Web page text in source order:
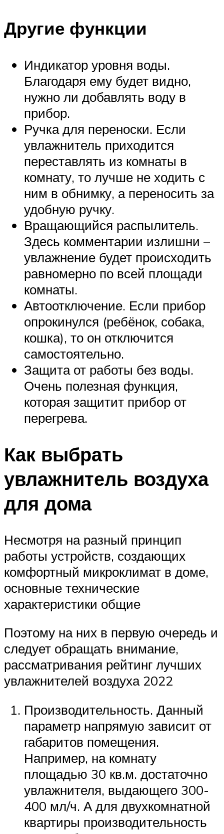
Другие функции
Индикатор уровня воды.
Благодаря ему будет видно,
нужно ли добавлять воду в
прибор.
Ручка для переноски. Если
увлажнитель приходится
переставлять из комнаты в
комнату, то лучше не ходить с
ним в обнимку, а переносить за
удобную ручку.
Вращающийся распылитель.
Здесь комментарии излишни –
увлажнение будет происходить
равномерно по всей площади
комнаты.
Автоотключение. Если прибор
опрокинулся (ребёнок, собака,
кошка), то он отключится
самостоятельно.
Защита от работы без воды.
Очень полезная функция,
которая защитит прибор от
перегрева.
Как выбрать
увлажнитель воздуха
для дома
Несмотря на разный принцип
работы устройств, создающих
комфортный микроклимат в доме,
основные технические
характеристики общие
Поэтому на них в первую очередь и
следует обращать внимание,
рассматривания рейтинг лучших
увлажнителей воздуха 2022
Производительность. Данный
параметр напрямую зависит от
габаритов помещения.
Например, на комнату
площадью 30 кв.м. достаточно
увлажнителя, выдающего 300-
400 мл/ч. А для двухкомнатной
квартиры производительность